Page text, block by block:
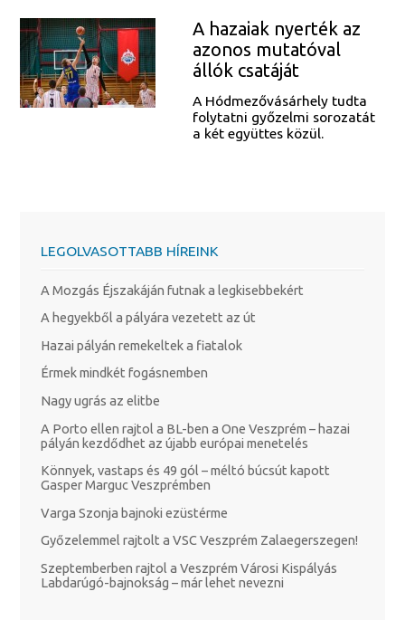
A hazaiak nyerték az
azonos mutatóval
állók csatáját
A Hódmezővásárhely tudta
folytatni győzelmi sorozatát
a két együttes közül.
LEGOLVASOTTABB HÍREINK
A Mozgás Éjszakáján futnak a legkisebbekért
A hegyekből a pályára vezetett az út
Hazai pályán remekeltek a fiatalok
Érmek mindkét fogásnemben
Nagy ugrás az elitbe
A Porto ellen rajtol a BL-ben a One Veszprém – hazai
pályán kezdődhet az újabb európai menetelés
Könnyek, vastaps és 49 gól – méltó búcsút kapott
Gasper Marguc Veszprémben
Varga Szonja bajnoki ezüstérme
Győzelemmel rajtolt a VSC Veszprém Zalaegerszegen!
Szeptemberben rajtol a Veszprém Városi Kispályás
Labdarúgó-bajnokság – már lehet nevezni